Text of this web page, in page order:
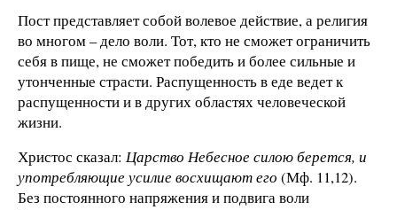
Пост представляет собой волевое действие, а религия
во многом – дело воли. Тот, кто не сможет ограничить
себя в пище, не сможет победить и более сильные и
утонченные страсти. Распущенность в еде ведет к
распущенности и в других областях человеческой
жизни.
Христос сказал: Царство Небесное силою берется, и
употребляющие усилие восхищают его (Мф. 11,12).
Без постоянного напряжения и подвига воли